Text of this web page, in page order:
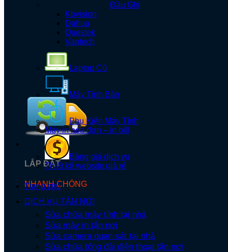
LẮP ĐẶT
NHANH CHÓNG
Đầu Ghi
Kbvision
Dahua
Questek
Vantech
Laptop Cũ
Máy Tính Bàn
Phụ Kiện Máy Tính
Máy in hóa đơn – in bill
Bảng giá dịch vụ
Thiết kế website giá rẻ
Trang chủ
DỊCH VỤ TẬN NƠI
Sửa chữa máy tính tại nhà
Sửa máy in tận nơi
Sửa camera quan sát tại nhà
Sửa chữa tổng đài điện thoại tận nơi